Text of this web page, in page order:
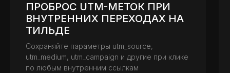
ПРОБРОС UTM-МЕТОК ПРИ
ВНУТРЕННИХ ПЕРЕХОДАХ НА
ТИЛЬДЕ
Сохраняйте параметры utm_source,
utm_medium, utm_campaign и другие при клике
по любым внутренним ссылкам
ИНН: 644910511905
Политика конфиденциальности
2026, KETE DESIGN AGENCY – создание сайтов на Tilda